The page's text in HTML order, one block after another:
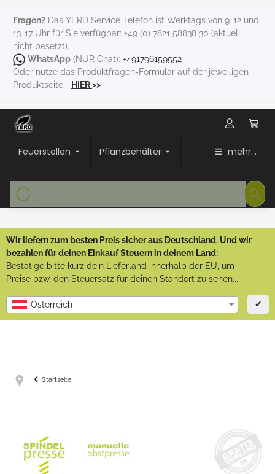
Fragen? Das YERD Service-Telefon ist Werktags von 9-12 und
13-17 Uhr für Sie verfügbar: +49 (0) 7821 58838 30 (aktuell
nicht besetzt).
WhatsApp (NUR Chat): +491796159552
Oder nutze das Produktfragen-Formular auf der jeweiligen
Produktseite... HIER>>
Feuerstellen Pflanzbehälter mehr...
Wir liefern zum besten Preis sicher aus Deutschland. Und wir
bezahlen für deinen Einkauf Steuern in deinem Land:
Bestätige bitte kurz dein Lieferland innerhalb der EU, um
Preise bzw. den Steuersatz für deinen Standort zu sehen...
Österreich ✔
Startseite